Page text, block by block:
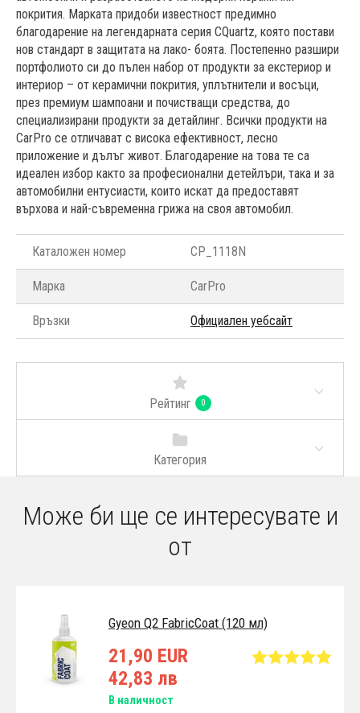
покрития. Марката придоби известност предимно
благодарение на легендарната серия CQuartz, която постави
нов стандарт в защитата на лако- боята. Постепенно разшири
портфолиото си до пълен набор от продукти за екстериор и
интериор – от керамични покрития, уплътнители и восъци,
през премиум шампоани и почистващи средства, до
специализирани продукти за детайлинг. Всички продукти на
CarPro се отличават с висока ефективност, лесно
приложение и дълъг живот. Благодарение на това те са
идеален избор както за професионални детейлъри, така и за
автомобилни ентусиасти, които искат да предоставят
върхова и най-съвременна грижа на своя автомобил.
Каталожен номер CP_1118N
Марка CarPro
Връзки Официален уебсайт
Рейтинг 0
Категория
Може би ще се интересувате и
от
Gyeon Q2 FabricCoat (120 мл)
21,90 EUR
42,83 лв
В наличност